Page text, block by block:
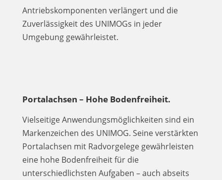
Antriebskomponenten verlängert und die
Zuverlässigkeit des UNIMOGs in jeder
Umgebung gewährleistet.
Portalachsen – Hohe Bodenfreiheit.
Vielseitige Anwendungsmöglichkeiten sind ein
Markenzeichen des UNIMOG. Seine verstärkten
Portalachsen mit Radvorgelege gewährleisten
eine hohe Bodenfreiheit für die
unterschiedlichsten Aufgaben – auch abseits